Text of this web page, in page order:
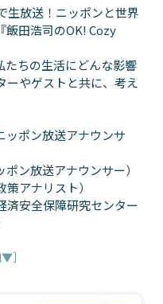
生放送！ニッポンと世界
飯田浩司のOK! Cozy
たちの生活にどんな影響
ーやゲストと共に、考え
ポン放送アナウンサ
ン放送アナウンサー）
アナリスト）
安全保障研究センター
］